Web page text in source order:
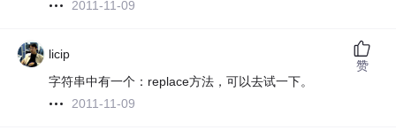
2011-11-09
licip
字符串中有一个：replace方法，可以去试一下。
2011-11-09
赞